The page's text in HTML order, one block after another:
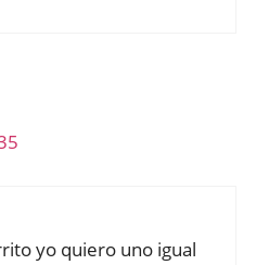
yo quiero uno igual